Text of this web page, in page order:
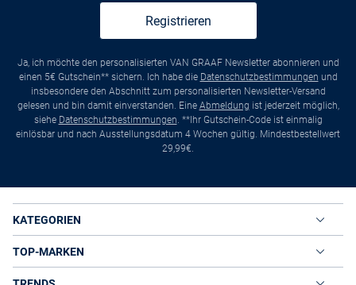
Registrieren
Ja, ich möchte den personalisierten VAN GRAAF Newsletter abonnieren und
einen 5€ Gutschein** sichern. Ich habe die Datenschutzbestimmungen und
insbesondere den Abschnitt zum personalisierten Newsletter-Versand
gelesen und bin damit einverstanden. Eine Abmeldung ist jederzeit möglich,
siehe Datenschutzbestimmungen. **Ihr Gutschein-Code ist einmalig
einlösbar und nach Ausstellungsdatum 4 Wochen gültig. Mindestbestellwert
29,99€.
KATEGORIEN
TOP-MARKEN